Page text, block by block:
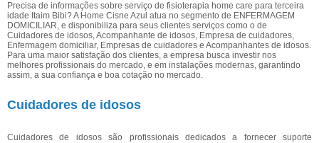
Precisa de informações sobre serviço de fisioterapia home care para terceira
idade Itaim Bibi? A Home Cisne Azul atua no segmento de ENFERMAGEM
DOMICILIAR, e disponibiliza para seus clientes serviços como o de
Cuidadores de idosos, Acompanhante de idosos, Empresa de cuidadores,
Enfermagem domiciliar, Empresas de cuidadores e Acompanhantes de idosos.
Para uma maior satisfação dos clientes, a empresa busca investir nos
melhores profissionais do mercado, e em instalações modernas, garantindo
assim, a sua confiança e boa cotação no mercado.
Cuidadores de idosos
Cuidadores de idosos são profissionais dedicados a fornecer suporte